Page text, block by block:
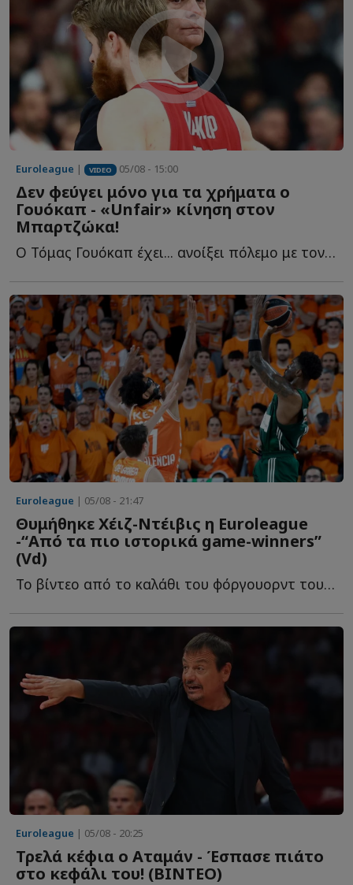
Euroleague | VIDEO 05/08 - 15:00
Δεν φεύγει μόνο για τα χρήματα ο
Γουόκαπ - «Unfair» κίνηση στον
Μπαρτζώκα!
Ο Τόμας Γουόκαπ έχει... ανοίξει πόλεμο με τον Ολυμπιακό κ...
Euroleague | 05/08 - 21:47
Θυμήθηκε Χέιζ-Ντέιβις η Euroleague
-“Από τα πιο ιστορικά game-winners”
(Vd)
To βίντεο από το καλάθι του φόργουορντ του Παναθηναϊκού, π...
Euroleague | 05/08 - 20:25
Τρελά κέφια ο Αταμάν - Έσπασε πιάτο
στο κεφάλι του! (ΒΙΝΤΕΟ)